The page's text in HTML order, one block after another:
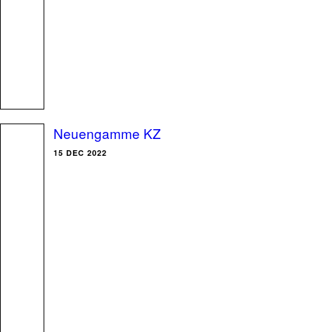
Neuengamme KZ
15 DEC 2022